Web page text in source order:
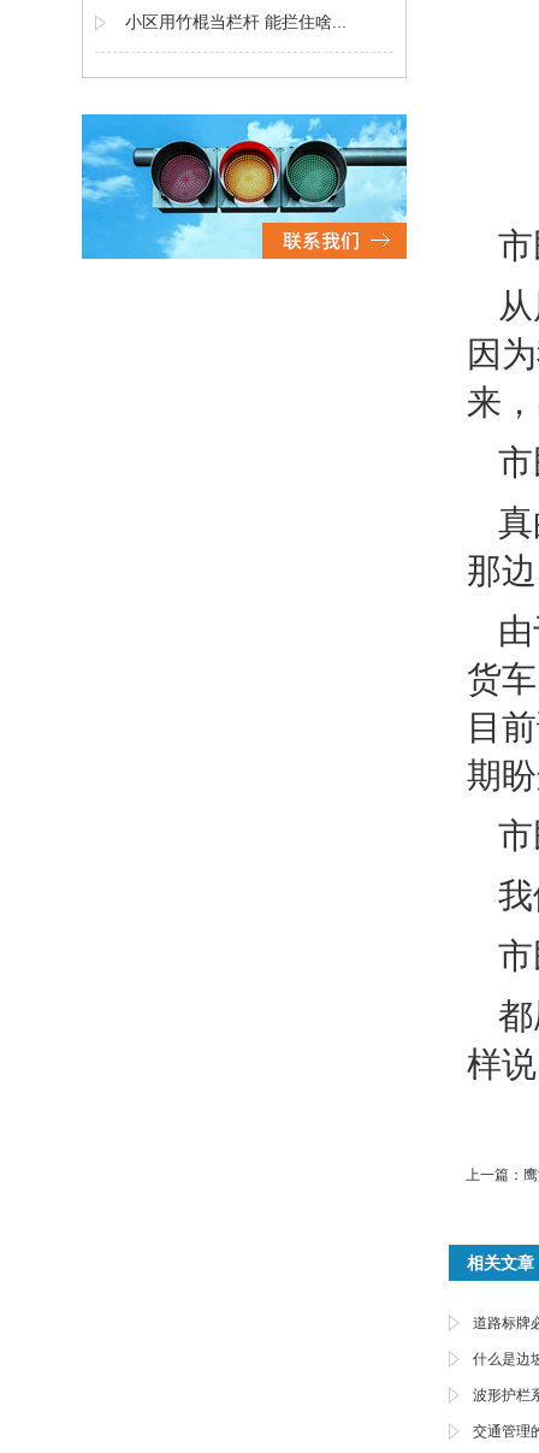
小区用竹棍当栏杆 能拦住啥...
因
来
那
货
目
期
样
上一篇：
相关文章
道路标牌
什么是边
波形护栏
交通管理